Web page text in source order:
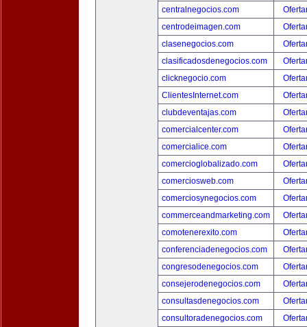
centralnegocios.com
centrodeimagen.com
clasenegocios.com
clasificadosdenegocios.com
clicknegocio.com
ClientesInternet.com
clubdeventajas.com
comercialcenter.com
comercialice.com
comercioglobalizado.com
comerciosweb.com
comerciosynegocios.com
commerceandmarketing.com
comotenerexito.com
conferenciadenegocios.com
congresodenegocios.com
consejerodenegocios.com
consultasdenegocios.com
consultoradenegocios.com